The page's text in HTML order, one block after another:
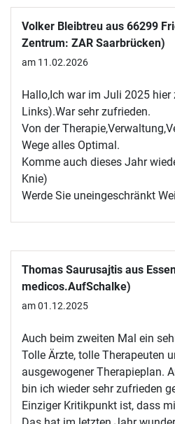
Volker Bleibtreu aus 66299
Zentrum: ZAR Saarbrücken)
am 11.02.2026
Hallo,Ich war im Juli 2025 hier
Links).War sehr zufrieden.
Von der
Wege alles Optimal.
Komme auch dieses Jahr
Knie)
Werde Sie uneingeschränkt
Thomas Saurusajtis aus
medicos.AufSchalke)
am 01.12.2025
Auch beim zweiten Mal ein
Tolle Ärzte, tolle Therapeuten
ausgewogener Therapieplan.
bin ich wieder sehr zufrieden
Einziger Kritikpunkt ist, dass